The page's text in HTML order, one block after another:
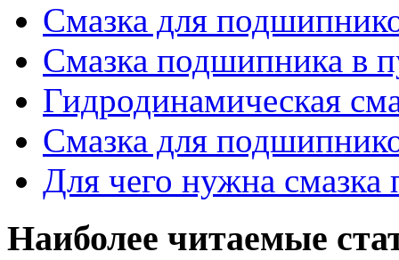
Смазка для
Смазка подшипника в
Гидродинамическая
Смазка для
Для чего нужна
Наиболее читаемые